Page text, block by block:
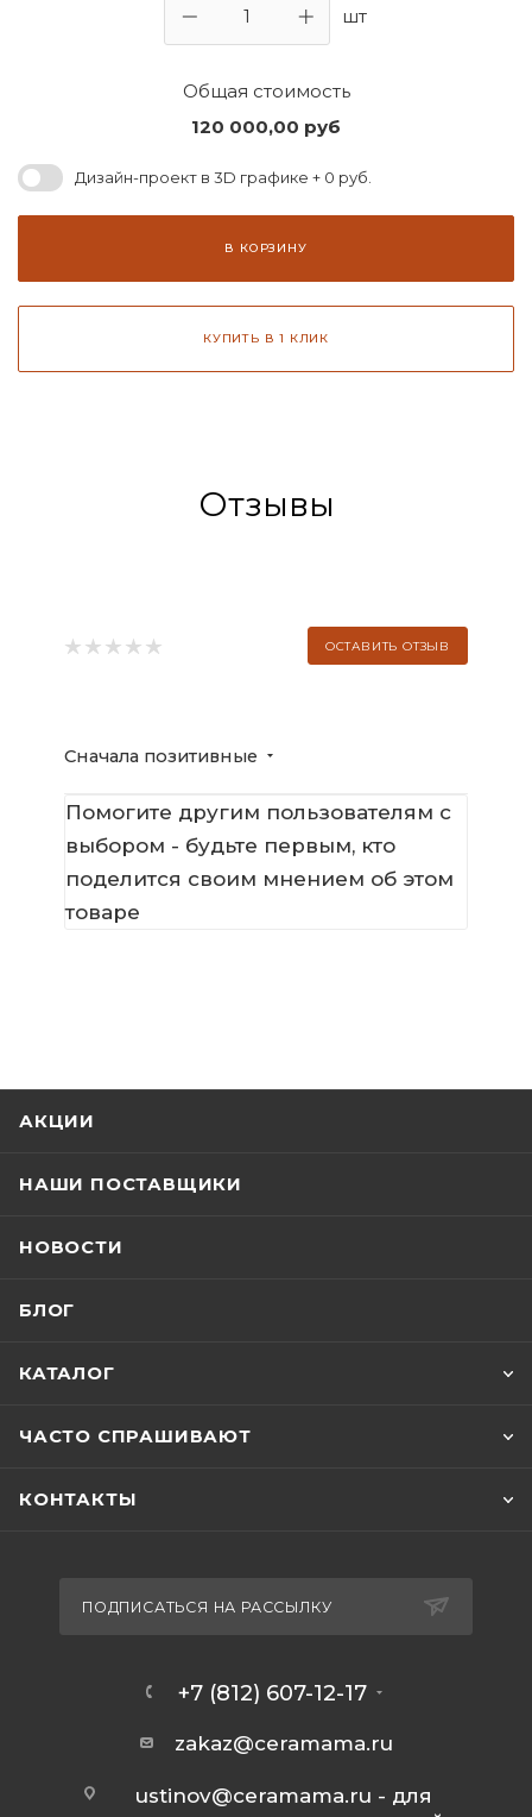
шт
Общая стоимость
120 000,00 руб
Дизайн-проект в 3D графике + 0 руб.
В КОРЗИНУ
КУПИТЬ В 1 КЛИК
Отзывы
ОСТАВИТЬ ОТЗЫВ
Сначала позитивные
Помогите другим пользователям с
выбором - будьте первым, кто
поделится своим мнением об этом
товаре
АКЦИИ
НАШИ ПОСТАВЩИКИ
НОВОСТИ
БЛОГ
КАТАЛОГ
ЧАСТО СПРАШИВАЮТ
КОНТАКТЫ
ПОДПИСАТЬСЯ НА РАССЫЛКУ
+7 (812) 607-12-17
zakaz@ceramama.ru
ustinov@ceramama.ru - для